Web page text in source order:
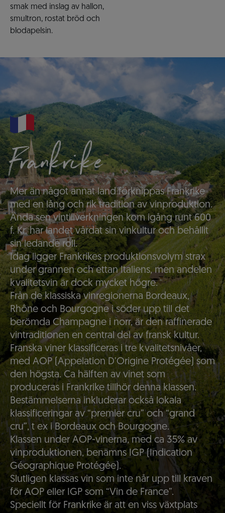
smak med inslag av hallon,
smultron, rostat bröd och
blodapelsin.
Frankrike
Mer än något annat land förknippas Frankrike
med en lång och rik tradition av vinproduktion.
Ända sen vintillverkningen kom igång runt 600
f. Kr. har landet vårdat sin vinkultur och behållit
sin ledande roll.
Idag ligger Frankrikes produktionsvolym strax
under grannen och ettan Italiens, men andelen
kvalitetsvin är dock mycket högre.
Från de klassiska vinregionerna Bordeaux,
Rhône och Bourgogne i söder upp till det
berömda Champagne i norr, är den raffinerade
vintraditionen en central del av fransk kultur.
Franska viner klassificeras i tre kvalitetsnivåer,
med AOP (Appelation D’Origine Protégée) som
den högsta. Ca hälften av vinet som
produceras i Frankrike tillhör denna klassen.
Bestämmelserna inkluderar också lokala
klassificeringar av “premier cru” och “grand
cru”, t ex i Bordeaux och Bourgogne.
Klassen under AOP-vinerna, med ca 35% av
vinproduktionen, benämns IGP (Indication
Géographique Protégée).
Slutligen klassas vin som inte når upp till kraven
för AOP eller IGP som “Vin de France”.
Speciellt för Frankrike är att en viss växtplats